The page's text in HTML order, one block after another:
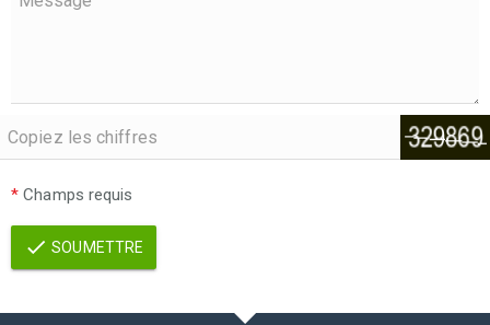
* Champs requis
SOUMETTRE